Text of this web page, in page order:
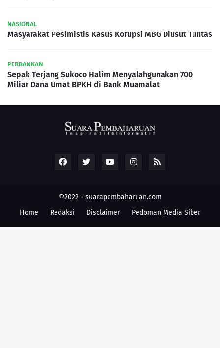
NASIONAL
Masyarakat Pesimistis Kasus Korupsi MBG Diusut Tuntas
PERBANKAN
Sepak Terjang Sukoco Halim Menyalahgunakan 700
Miliar Dana Umat BPKH di Bank Muamalat
©2022 - suarapembaharuan.com
Home
Redaksi Disclaimer Pedoman Media Siber